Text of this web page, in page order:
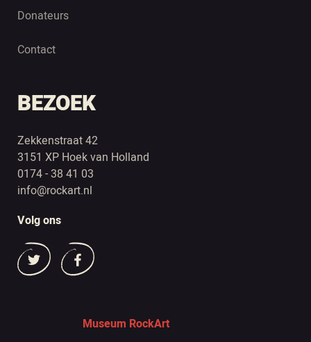
Donateurs
Contact
BEZOEK
Zekkenstraat 42
3151 XP Hoek van Holland
0174 - 38 41 03
info@rockart.nl
Volg ons
Museum RockArt